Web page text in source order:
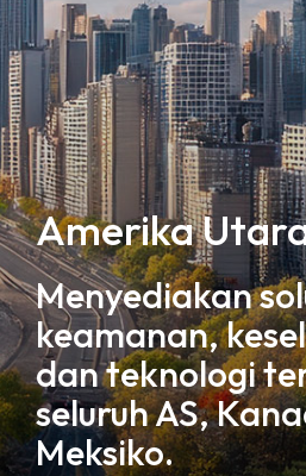
Amerika
Menyediakan
keamanan,
dan teknologi
seluruh AS,
Meksiko.